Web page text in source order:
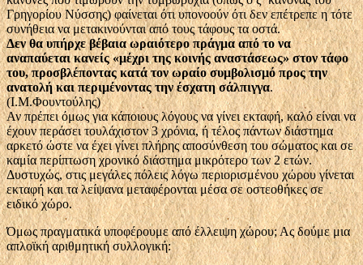
Γρηγορίου Νύσσης) φαίνεται ότι υπονοούν ότι δεν επέτρεπε η τότε
συνήθεια να μετακινούνται από τους τάφους τα οστά.
Δεν θα υπήρχε βέβαια ωραιότερο πράγμα από το να
αναπαύεται κανείς «μέχρι της κοινής αναστάσεως» στον τάφο
του, προσβλέποντας κατά τον ωραίο συμβολισμό προς την
ανατολή και περιμένοντας την έσχατη σάλπιγγα.
(Ι.Μ.Φουντούλης)
Αν πρέπει όμως για κάποιους λόγους να γίνει εκταφή, καλό είναι να
έχουν περάσει τουλάχιστον 3 χρόνια, ή τέλος πάντων διάστημα
αρκετό ώστε να έχει γίνει πλήρης αποσύνθεση του σώματος και σε
καμία περίπτωση χρονικό διάστημα μικρότερο των 2 ετών.
Δυστυχώς, στις μεγάλες πόλεις λόγω περιορισμένου χώρου γίνεται
εκταφή και τα λείψανα μεταφέρονται μέσα σε οστεοθήκες σε
ειδικό χώρο.
Όμως πραγματικά υποφέρουμε από έλλειψη χώρου; Ας δούμε μια
απλοϊκή αριθμητική συλλογική: